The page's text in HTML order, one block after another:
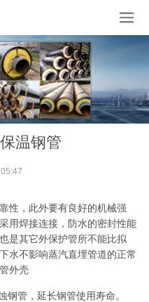
温钢管
性，此外要有良好的机械强
用焊接连接，防水的密封性能
是其它外保护管所不能比拟
水不影响蒸汽直埋管道的正常
外壳
钢管，延长钢管使用寿命。